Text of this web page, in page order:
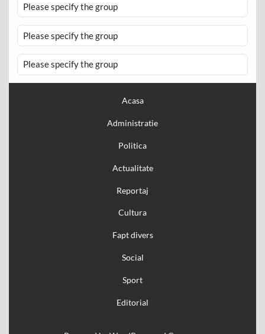
Please specify the group
Please specify the group
Please specify the group
Acasa
Administratie
Politica
Actualitate
Reportaj
Cultura
Fapt divers
Social
Sport
Editorial